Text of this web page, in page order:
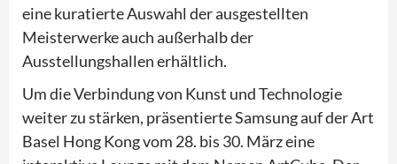
eine kuratierte Auswahl der ausgestellten
Meisterwerke auch außerhalb der
Ausstellungshallen erhältlich.
Um die Verbindung von Kunst und Technologie
weiter zu stärken, präsentierte Samsung auf der Art
Basel Hong Kong vom 28. bis 30. März eine